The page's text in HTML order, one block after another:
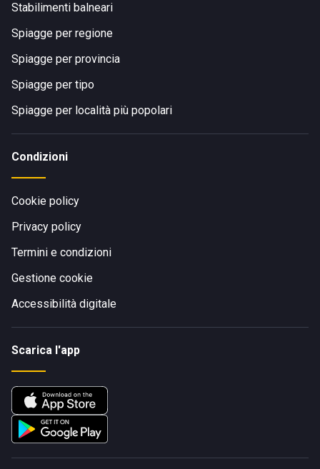
Stabilimenti balneari
Spiagge per regione
Spiagge per provincia
Spiagge per tipo
Spiagge per località più popolari
Condizioni
Cookie policy
Privacy policy
Termini e condizioni
Gestione cookie
Accessibilità digitale
Scarica l'app